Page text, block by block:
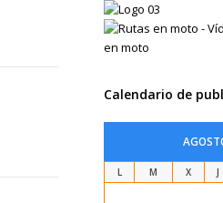
Calendario de
L M X J